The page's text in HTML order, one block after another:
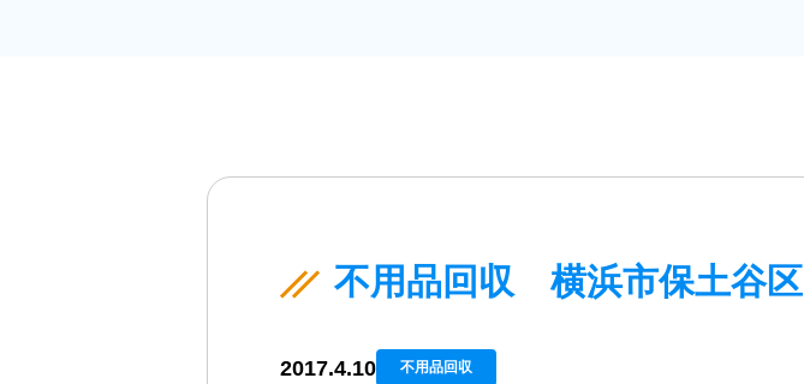
不用品回収 横浜市保土谷区
2017.4.10 不用品回収